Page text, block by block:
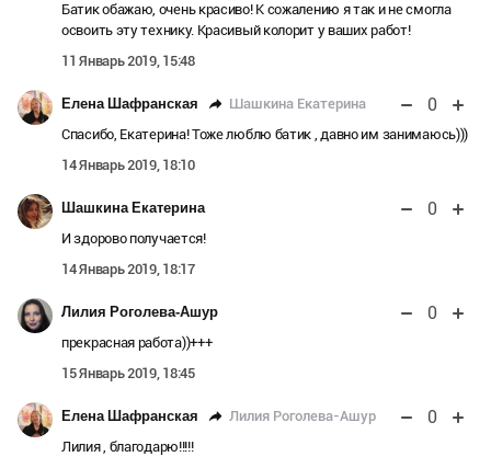
Батик обажаю, очень красиво! К сожалению я так и не смогла
освоить эту технику. Красивый колорит у ваших работ!
11 Январь 2019, 15:48
Елена Шафранская Шашкина Екатерина 0
Спасибо, Екатерина! Тоже люблю батик , давно им занимаюсь)))
14 Январь 2019, 18:10
Шашкина Екатерина 0
И здорово получается!
14 Январь 2019, 18:17
Лилия Роголева-Ашур 0
прекрасная работа))+++
15 Январь 2019, 18:45
Елена Шафранская Лилия Роголева-Ашур 0
Лилия , благодарю!!!!!